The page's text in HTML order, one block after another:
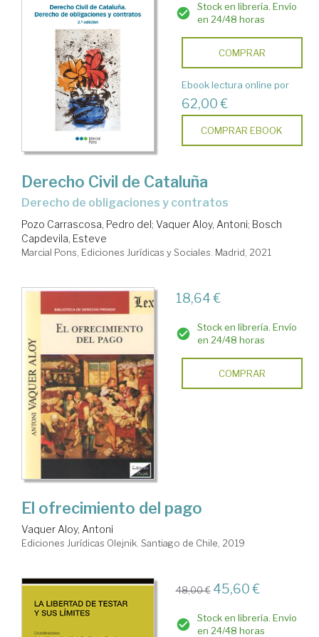
Stock en librería. Envío
en 24/48 horas
COMPRAR
Ebook lectura online por
62,00 €
COMPRAR EBOOK
Derecho Civil de Cataluña
derecho de obligaciones y contratos
Pozo Carrascosa, Pedro del ; Vaquer Aloy, Antoni; Bosch
Capdevila, Esteve
Marcial Pons, Ediciones Jurídicas y Sociales. Madrid, 2021
18,64 €
Stock en librería. Envío
en 24/48 horas
COMPRAR
El ofrecimiento del pago
Vaquer Aloy, Antoni
Ediciones Jurídicas Olejnik. Santiago de Chile, 2019
48,00 € 45,60 €
Stock en librería. Envío
en 24/48 horas